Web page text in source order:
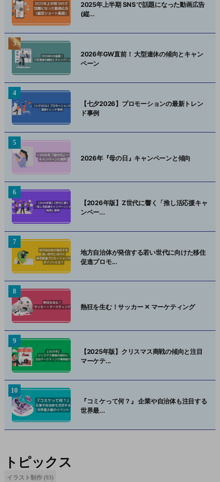
2025年上半期 SNSで話題になった動画広告
(縦...
2026年GW直前！ 大型連休の傾向とキャン
ペーン
【七夕2026】プロモーションの最新トレン
ド事例
2026年『母の日』キャンペーンと傾向
【2026年版】Z世代に響く「推し活応援キャ
ンペー...
地方自治体が発信する若い世代に向けた移住
促進プロモ...
熱狂を生む！サッカー ✕ マーケティング
【2025年版】クリスマス商戦の傾向と注目
マーケテ...
『コミケって何？』 企業や自治体も注目する
世界最...
トピックス
イラスト制作 (93)